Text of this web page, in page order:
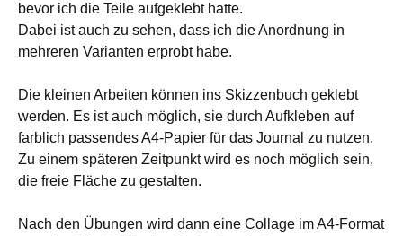
bevor ich die Teile aufgeklebt hatte.
Dabei ist auch zu sehen, dass ich die Anordnung in
mehreren Varianten erprobt habe.
Die kleinen Arbeiten können ins Skizzenbuch geklebt
werden. Es ist auch möglich, sie durch Aufkleben auf
farblich passendes A4-Papier für das Journal zu nutzen.
Zu einem späteren Zeitpunkt wird es noch möglich sein,
die freie Fläche zu gestalten.
Nach den Übungen wird dann eine Collage im A4-Format